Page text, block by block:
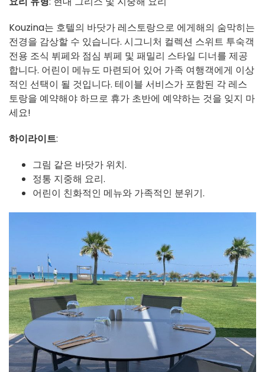
Kouzina는 호텔의 바닷가 레스토랑으로 에게해의 숨막히는
전경을 감상할 수 있습니다. 시그니처 컬렉션 스위트 투숙객
전용 조식 뷔페와 점심 뷔페 및 패밀리 스타일 디너를 제공
합니다. 어린이 메뉴도 마련되어 있어 가족 여행객에게 이상
적인 선택이 될 것입니다. 테이블 서비스가 포함된 각 레스
토랑을 예약해야 하므로 휴가 초반에 예약하는 것을 잊지 마
세요!
하이라이트:
그림 같은 바닷가 위치.
정통 지중해 요리.
어린이 친화적인 메뉴와 가족적인 분위기.